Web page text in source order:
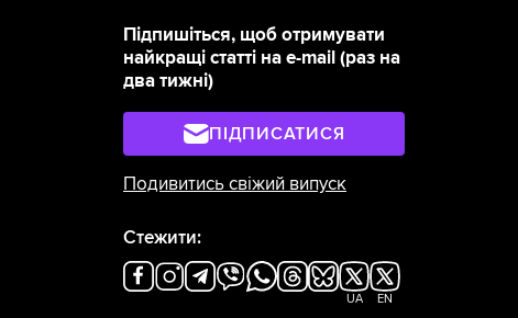
Підпишіться, щоб отримувати
найкращі статті на e-mail (раз на
два тижні)
ПІДПИСАТИСЯ
Подивитись свіжий випуск
Стежити:
UA EN